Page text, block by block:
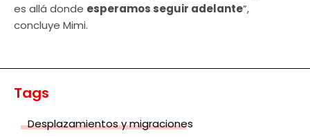
es allá donde esperamos seguir adelante”,
concluye Mimi.
Tags
Desplazamientos y migraciones